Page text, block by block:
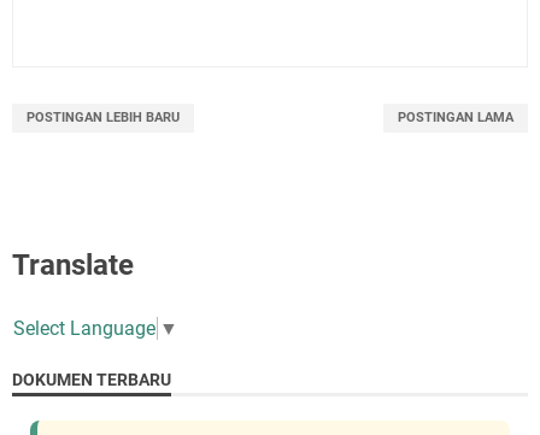
POSTINGAN LEBIH BARU POSTINGAN LAMA
Translate
Select Language ▼
DOKUMEN TERBARU